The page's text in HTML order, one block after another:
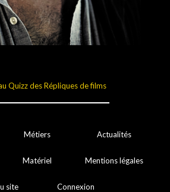
Quizz des Répliques de films
Métiers Actualités
Matériel Mentions légales
site Connexion